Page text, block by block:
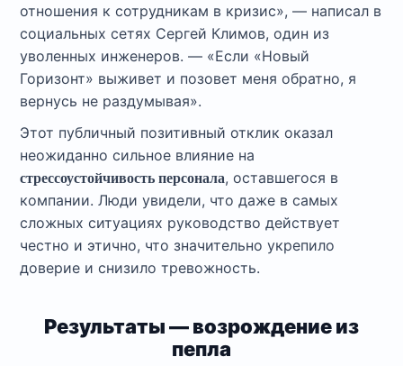
отношения к сотрудникам в кризис», — написал в
социальных сетях Сергей Климов, один из
уволенных инженеров. — «Если «Новый
Горизонт» выживет и позовет меня обратно, я
вернусь не раздумывая».
Этот публичный позитивный отклик оказал
неожиданно сильное влияние на
стрессоустойчивость персонала, оставшегося в
компании. Люди увидели, что даже в самых
сложных ситуациях руководство действует
честно и этично, что значительно укрепило
доверие и снизило тревожность.
Результаты — возрождение из
пепла